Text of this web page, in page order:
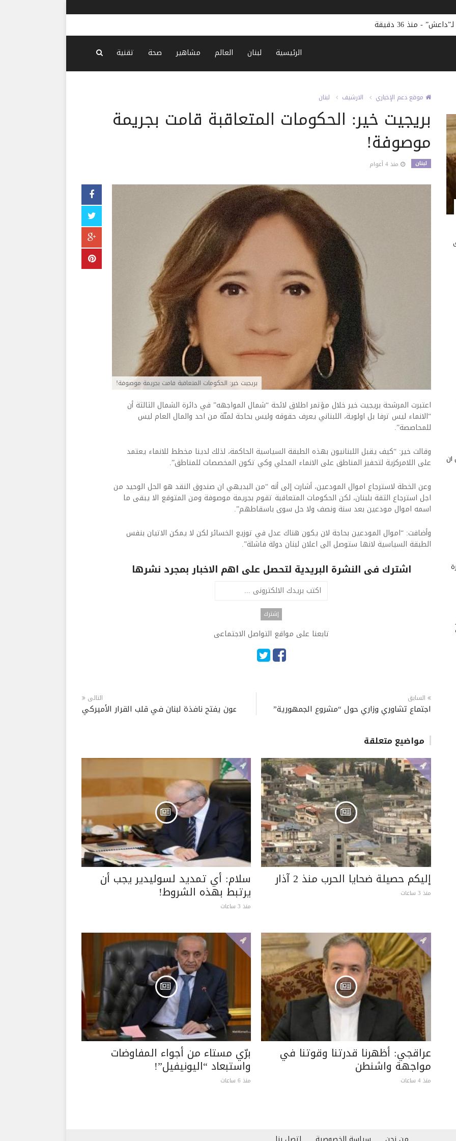
- منذ 36 دقيقة
الرئيسية لبنان العالم مشاهير صحة تقنية
موقع دعم الإخباري الارشيف لبنان
بريجيت خير: الحكومات المتعاقبة قامت بجريمة
موصوفة!
لبنان منذ 4 أعوام
بريجيت خير: الحكومات المتعاقبة قامت بجريمة موصوفة!
اعتبرت المرشحة بريجيت خير خلال مؤتمر اطلاق لائحة “شمال المواجهه” في دائرة الشمال الثالثة أن
“الانماء ليس ترفا بل اولوية، اللبناني يعرف حقوقه وليس بحاجة لمنّة من احد والمال العام ليس
للمحاصصة”.
وقالت خير: “كيف يقبل اللبنانيون بهذه الطبقة السياسية الحاكمة، لذلك لدينا مخطط للانماء يعتمد
على اللامركزية لتحفيز المناطق على الانماء المحلي وكي تكون المخصصات للمناطق”.
وعن الخطة لاسترجاع اموال المودعين، أشارت إلى أنه “من البديهي ان صندوق النقد هو الحل الوحيد من
اجل استرجاع الثقة بلبنان، لكن الحكومات المتعاقبة تقوم بجريمة موصوفة ومن المتوقع الا يبقى ما
اسمه اموال مودعين بعد سنة ونصف ولا حل سوى باسقاطهم”.
وأضافت: “اموال المودعين بحاجة لان يكون هناك عدل في توزيع الخسائر لكن لا يمكن الاتيان بنفس
الطبقة السياسية لانها ستوصل الى اعلان لبنان دولة فاشلة”.
اشترك فى النشرة البريدية لتحصل على اهم الاخبار بمجرد نشرها
تابعنا على مواقع التواصل الاجتماعى
السابق
اجتماع تشاوري وزاري حول “مشروع الجمهورية”
التالى
عون يفتح نافذة لبنان في قلب القرار الأميركي
مواضيع متعلقة
إليكم حصيلة ضحايا الحرب منذ 2 آذار
منذ 3 ساعات
سلام: أي تمديد لسوليدير يجب أن
يرتبط بهذه الشروط!
منذ 3 ساعات
عراقجي: أظهرنا قدرتنا وقوتنا في
مواجهة واشنطن
منذ 4 ساعات
برّي مستاء من أجواء المفاوضات
واستبعاد “اليونيفيل”!
منذ 6 ساعات
أن